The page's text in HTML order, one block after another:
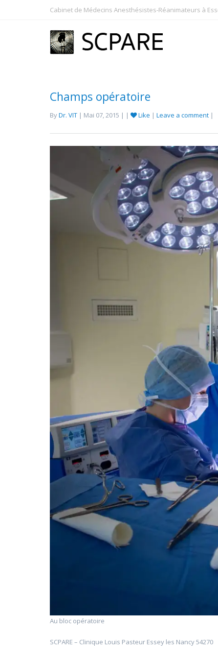
Cabinet de Médecins Anesthésistes-Réanimateurs à
Champs opératoire
ByDr. VIT | Mai 07, 2015 | | Like | Leave a comment |
Au bloc opératoire
SCPARE – Clinique Louis Pasteur Essey les Nancy 54270